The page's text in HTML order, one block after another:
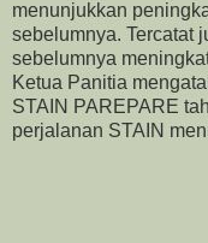
menunjukkan
sebelumnya. Tercatat
sebelumnya
Ketua Panitia
STAIN PAREPARE
perjalanan STAIN